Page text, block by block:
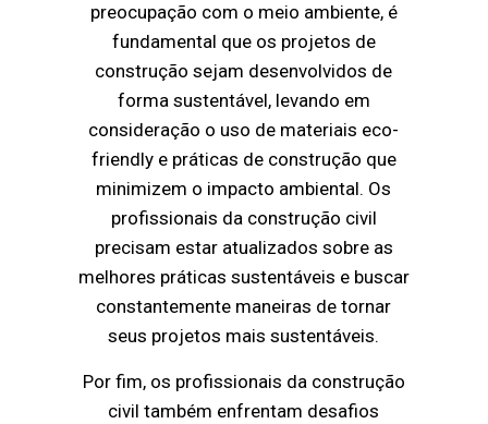
preocupação com o meio ambiente, é
fundamental que os projetos de
construção sejam desenvolvidos de
forma sustentável, levando em
consideração o uso de materiais eco-
friendly e práticas de construção que
minimizem o impacto ambiental. Os
profissionais da construção civil
precisam estar atualizados sobre as
melhores práticas sustentáveis e buscar
constantemente maneiras de tornar
seus projetos mais sustentáveis.
Por fim, os profissionais da construção
civil também enfrentam desafios